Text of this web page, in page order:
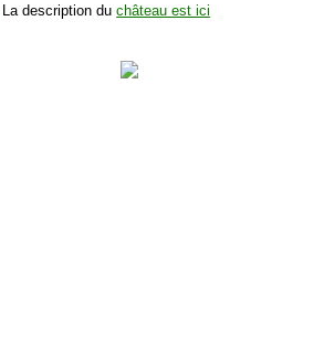
La description duchâteau est ici